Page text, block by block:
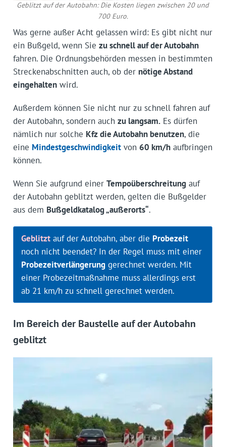
Geblitzt auf der Autobahn: Die Kosten liegen zwischen 20 und
700 Euro.
Was gerne außer Acht gelassen wird: Es gibt nicht nur
ein Bußgeld, wenn Sie zu schnell auf der Autobahn
fahren. Die Ordnungsbehörden messen in bestimmten
Streckenabschnitten auch, ob der nötige Abstand
eingehaltenwird.
Außerdem können Sie nicht nur zu schnell fahren auf
der Autobahn, sondern auch zu langsam.Es dürfen
nämlich nur solche Kfz die Autobahn benutzen, die
eine Mindestgeschwindigkeitvon 60 km/haufbringen
können.
Wenn Sie aufgrund einer Tempoüberschreitungauf
der Autobahn geblitzt werden, gelten die Bußgelder
aus dem Bußgeldkatalog „außerorts“.
Geblitztauf der Autobahn, aber die Probezeit
noch nicht beendet? In der Regel muss mit einer
Probezeitverlängerunggerechnet werden. Mit
einer Probezeitmaßnahme muss allerdings erst
ab 21 km/h zu schnell gerechnet werden.
Im Bereich der Baustelle auf der Autobahn
geblitzt